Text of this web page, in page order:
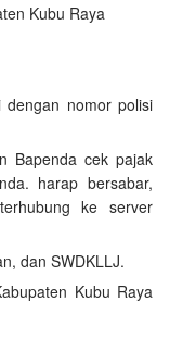
Kubu Raya
dengan nomor polisi
Bapenda cek pajak
harap bersabar,
ke server
dan SWDKLLJ.
Kubu Raya